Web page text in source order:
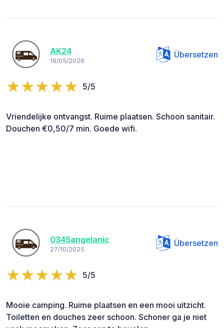
AK24
16/05/2026
Übersetzen
5/5
Vriendelijke ontvangst. Ruime plaatsen. Schoon sanitair.
Douchen €0,50/7 min. Goede wifi.
0345angelanic
27/10/2025
Übersetzen
5/5
Mooie camping. Ruime plaatsen en een mooi uitzicht.
Toiletten en douches zeer schoon. Schoner ga je niet